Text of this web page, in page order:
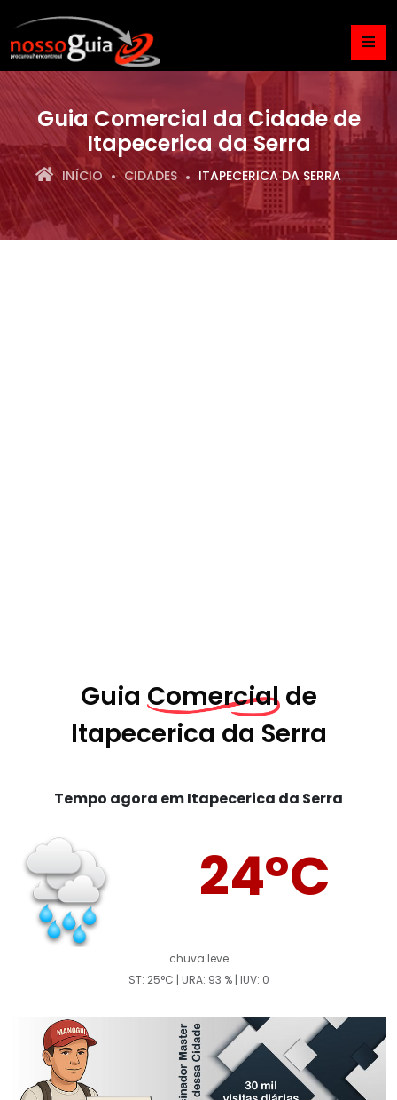
Guia Comercial da Cidade de
Itapecerica da Serra
INÍCIO CIDADES ITAPECERICA DA SERRA
Guia Comercial de
Itapecerica da Serra
Tempo agora em Itapecerica da Serra
24°C
chuva leve
ST: 25°C | URA: 93 % | IUV: 0